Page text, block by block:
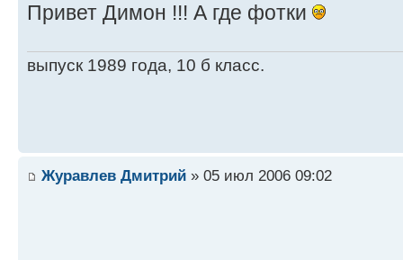
Привет Димон !!! А где фотки
выпуск 1989 года, 10 б класс.
Журавлев Дмитрий » 05 июл 2006 09:02